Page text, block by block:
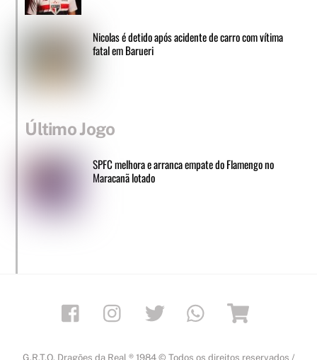
Nicolas é detido após acidente de carro com vítima
fatal em Barueri
Último Jogo
SPFC melhora e arranca empate do Flamengo no
Maracanã lotado
Facebook Instagram Twitter Whatsapp
G.R.T.O. Dragões da Real ® 1984 © Todos os direitos reservados /